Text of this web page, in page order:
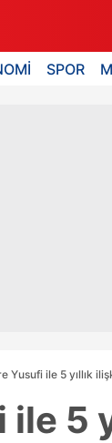
SPOR
Yusufi ile 5 yıllık
ile 5